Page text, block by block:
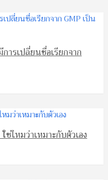
การเปลี่ยนชื่อเรียกจาก
ช่ไหมว่าเหมาะกับตัวเอง